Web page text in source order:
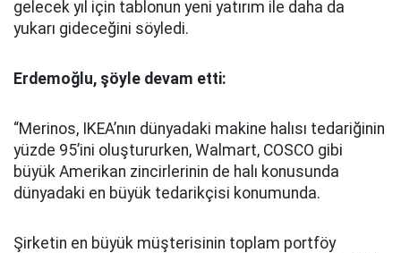
gelecek yıl için tablonun yeni yatırım ile daha da
yukarı gideceğini söyledi.
Erdemoğlu, şöyle devam etti:
“Merinos, IKEA’nın dünyadaki makine halısı tedariğinin
yüzde 95’ini oluştururken, Walmart, COSCO gibi
büyük Amerikan zincirlerinin de halı konusunda
dünyadaki en büyük tedarikçisi konumunda.
Şirketin en büyük müşterisinin toplam portföy